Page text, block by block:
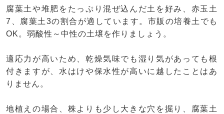
腐葉土や堆肥をたっぷり混ぜ込んだ土を好み、赤玉土
7、腐葉土3の割合が適しています。市販の培養土でも
OK。弱酸性～中性の土壌を作りましょう。
適応力が高いため、乾燥気味でも湿り気があっても根
付きますが、水はけや保水性が高いに越したことはあ
りません。
地植えの場合、株よりも少し大きな穴を掘り、腐葉土